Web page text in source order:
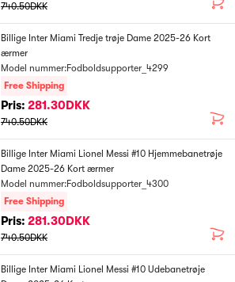
740.50DKK
Billige Inter Miami Tredje trøje Dame 2025-26 Kort
ærmer
Model nummer:Fodboldsupporter_4299
Free Shipping
Pris: 281.30DKK
740.50DKK
Billige Inter Miami Lionel Messi #10 Hjemmebanetrøje
Dame 2025-26 Kort ærmer
Model nummer:Fodboldsupporter_4300
Free Shipping
Pris: 281.30DKK
740.50DKK
Billige Inter Miami Lionel Messi #10 Udebanetrøje